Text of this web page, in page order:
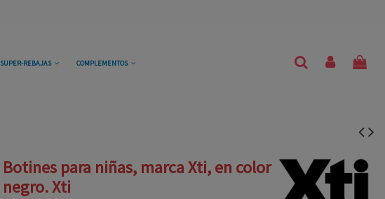
SUPER-REBAJAS COMPLEMENTOS
Botines para niñas, marca Xti, en color
negro. Xti